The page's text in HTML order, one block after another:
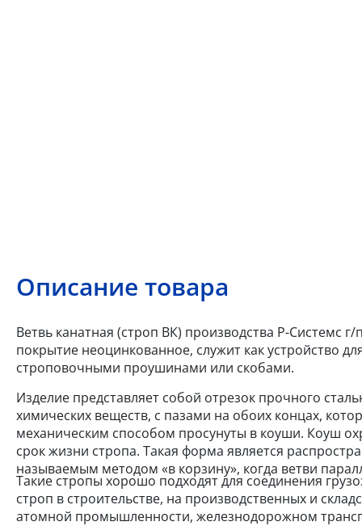
Описание товара
Ветвь канатная (строп ВК) производства Р-Системс
покрытие неоцинкованное, служит как устройство
строповочными проушинами или скобами.
Изделие представляет собой отрезок прочного
химических веществ, с пазами на обоих концах,
механическим способом просунуты в коуши. Коуш
срок жизни стропа. Такая форма является
называемым методом «в корзину», когда ветви
Такие стропы хорошо подходят для соединения
строп в строительстве, на производственных и
атомной промышленности, железнодорожном